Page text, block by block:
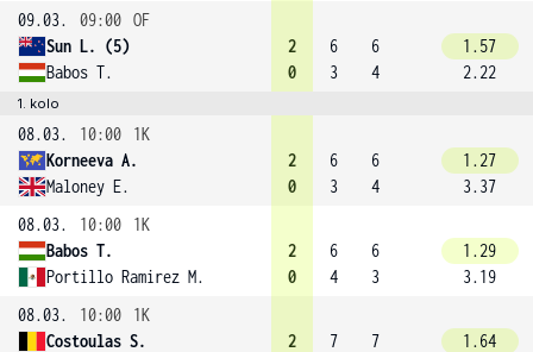
09.03.
09:00 OF
Sun L. (5)
Babos T.
2
0
6
3
6
4
1.57
2.22
1. kolo
08.03. 10:00
1K
Korneeva A.
Maloney E.
2
0
6
3
6
4
1.27
3.37
08.03.
10:00
1K
Babos T.
Portillo Ramirez M.
2
0
6
4
6
3
1.29
3.19
08.03.
10:00
1K
Costoulas S.
2
7
7
1.64